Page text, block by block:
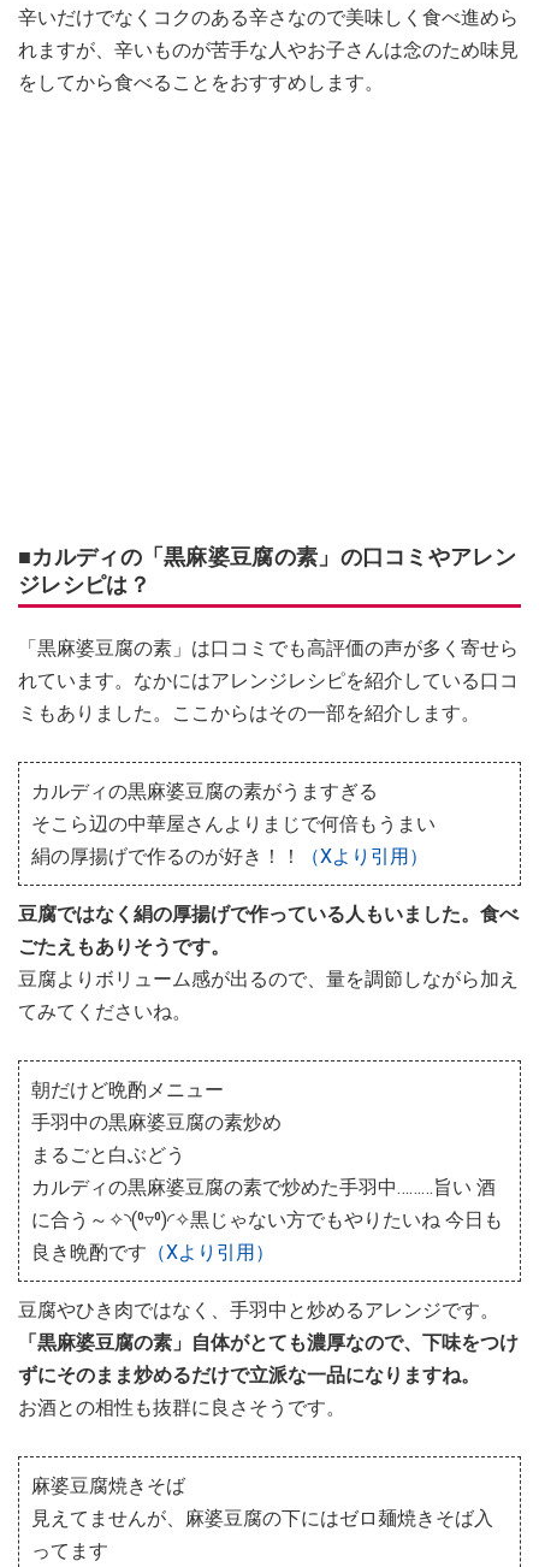
辛いだけでなくコクのある辛さなので美味しく食べ進めら
れますが、辛いものが苦手な人やお子さんは念のため味見
をしてから食べることをおすすめします。
■カルディの「黒麻婆豆腐の素」の口コミやアレン
ジレシピは？
「黒麻婆豆腐の素」は口コミでも高評価の声が多く寄せら
れています。なかにはアレンジレシピを紹介している口コ
ミもありました。ここからはその一部を紹介します。
カルディの黒麻婆豆腐の素がうますぎる
そこら辺の中華屋さんよりまじで何倍もうまい
絹の厚揚げで作るのが好き！！
（Xより引用）
豆腐ではなく絹の厚揚げで作っている人もいました。食べ
ごたえもありそうです。
豆腐よりボリューム感が出るので、量を調節しながら加え
てみてくださいね。
朝だけど晩酌メニュー
手羽中の黒麻婆豆腐の素炒め
まるごと白ぶどう
カルディの黒麻婆豆腐の素で炒めた手羽中………旨い 酒
に合う～✧⁠◝⁠(⁠⁰⁠▿⁠⁰⁠)⁠◜⁠✧黒じゃない方でもやりたいね 今日も
良き晩酌です （Xより引用）
豆腐やひき肉ではなく、手羽中と炒めるアレンジです。
「黒麻婆豆腐の素」自体がとても濃厚なので、下味をつけ
ずにそのまま炒めるだけで立派な一品になりますね。
お酒との相性も抜群に良さそうです。
麻婆豆腐焼きそば
見えてませんが、麻婆豆腐の下にはゼロ麺焼きそば入
ってます